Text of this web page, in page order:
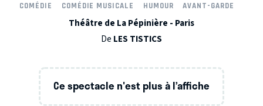
COMÉDIE
COMÉDIE MUSICALE HUMOUR AVANT-GARDE
Théâtre de La Pépinière - Paris
De LES TISTICS
Ce spectacle n'est plus à l’affiche